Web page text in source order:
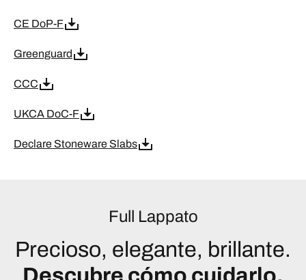
CE DoP-F
Greenguard
CCC
UKCA DoC-F
Declare Stoneware Slabs
Full Lappato
Precioso, elegante, brillante.